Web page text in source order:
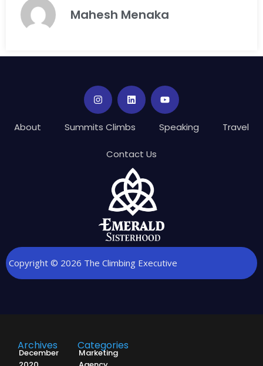
Mahesh Menaka
About Summits Climbs Speaking Travel
Contact Us
Copyright © 2026 The Climbing Executive
Archives
December
Categories
Marketing